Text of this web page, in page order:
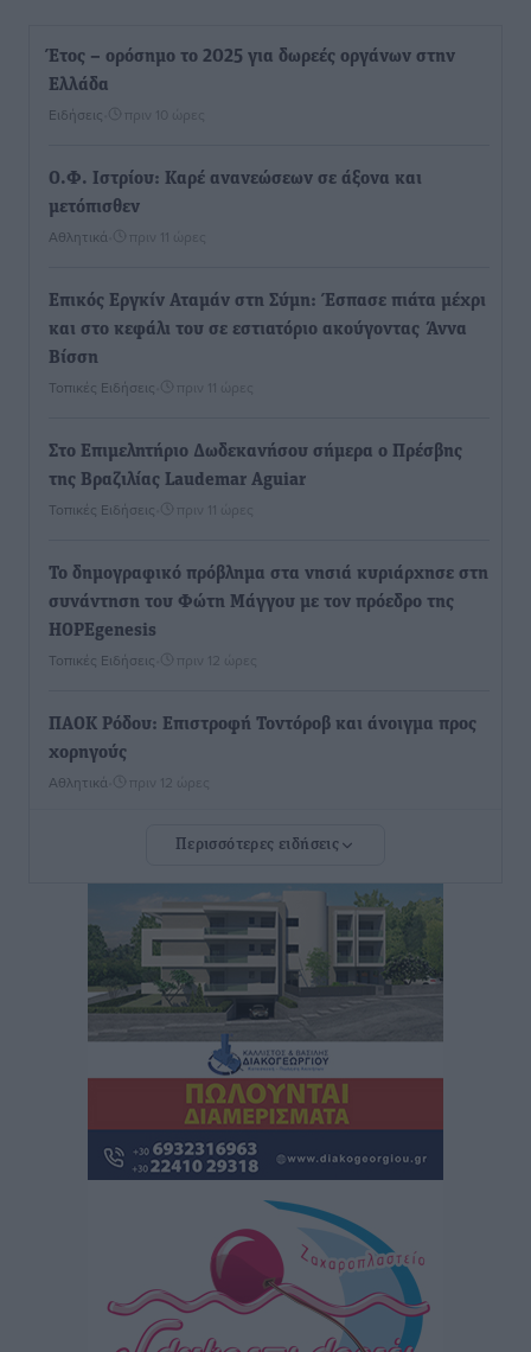
Έτος – ορόσημο το 2025 για δωρεές οργάνων στην
Ελλάδα
Ειδήσεις πριν 10 ώρες
Ο.Φ. Ιστρίου: Καρέ ανανεώσεων σε άξονα και
μετόπισθεν
Αθλητικά πριν 11 ώρες
Επικός Εργκίν Αταμάν στη Σύμη: Έσπασε πιάτα μέχρι
και στο κεφάλι του σε εστιατόριο ακούγοντας Άννα
Βίσση
Τοπικές Ειδήσεις πριν 11 ώρες
Στο Επιμελητήριο Δωδεκανήσου σήμερα ο Πρέσβης
της Βραζιλίας Laudemar Aguiar
Τοπικές Ειδήσεις πριν 11 ώρες
To δημογραφικό πρόβλημα στα νησιά κυριάρχησε στη
συνάντηση του Φώτη Μάγγου με τον πρόεδρο της
HOPEgenesis
Τοπικές Ειδήσεις πριν 12 ώρες
ΠΑΟΚ Ρόδου: Επιστροφή Τοντόροβ και άνοιγμα προς
χορηγούς
Αθλητικά πριν 12 ώρες
Rhodes Beyond Summer – Εκεί που το καλοκαίρι
πριν 12 ώρες
Κικίλιας: Μειώθηκαν κατά 34% οι μεταναστευτικές
ροές στα θαλάσσια σύνορα
Κως: Γερμανός τουρίστας κέρδισε αποζημίωση 900
ευρώ επειδή δεν βρήκε ξαπλώστρες στις
οικογενειακές διακοπές του
Τοπικές Ειδήσεις• πριν 12 ώρες
Ο γεωεντοπισμός μέσω 112 «έσωσε» Δανό περιπατητή
Τοπικές Ειδήσεις• πριν 12 ώρες
Περισσότερες ειδήσεις